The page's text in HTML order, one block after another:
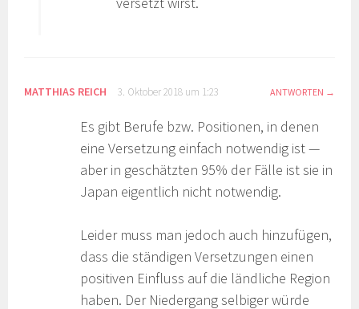
MATTHIAS REICH 3. Oktober 2018 um 1:23 ANTWORTEN
Es gibt Berufe bzw. Positionen, in denen
eine Versetzung einfach notwendig ist —
aber in geschätzten 95% der Fälle ist sie in
Japan eigentlich nicht notwendig.
Leider muss man jedoch auch hinzufügen,
dass die ständigen Versetzungen einen
positiven Einfluss auf die ländliche Region
haben. Der Niedergang selbiger würde